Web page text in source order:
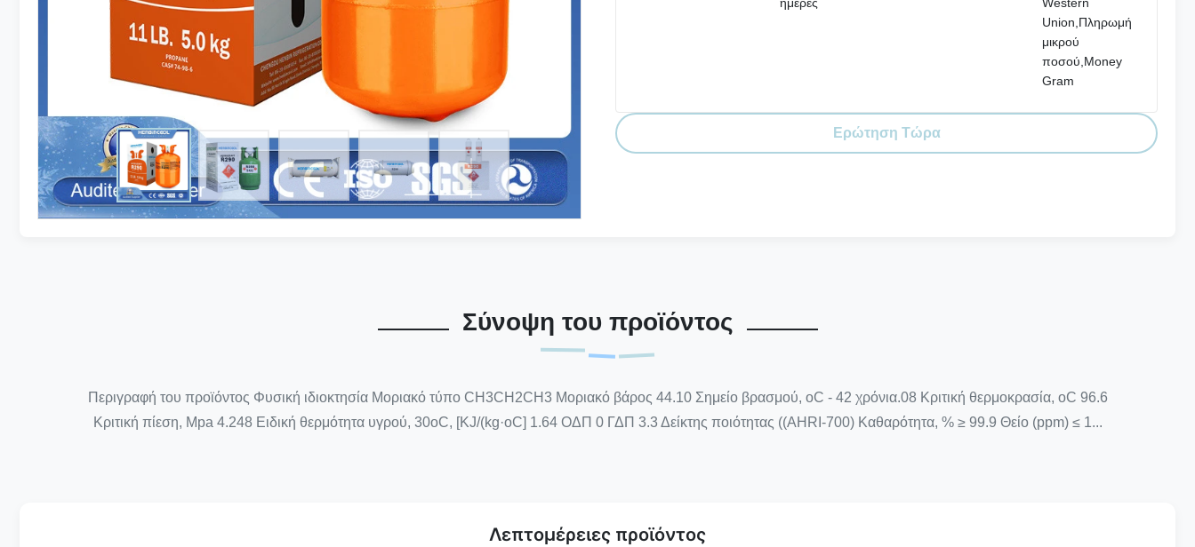
Union,Πληρωμή
μικρού
ποσού,Money
Gram
Ερώτηση Τώρα
Σύνοψη του προϊόντος
Περιγραφή του προϊόντος Φυσική ιδιοκτησία Μοριακό τύπο CH3CH2CH3 Μοριακό βάρος 44.10 Σημείο βρασμού, oC - 42 χρόνια.08 Κριτική θερμοκρασία, oC 96.6
Κριτική πίεση, Mpa 4.248 Ειδική θερμότητα υγρού, 30oC, [KJ/(kg·oC] 1.64 ΟΔΠ 0 ΓΔΠ 3.3 Δείκτης ποιότητας ((AHRI-700) Καθαρότητα, % ≥ 99.9 Θείο (ppm) ≤ 1...
Λεπτομέρειες προϊόντος